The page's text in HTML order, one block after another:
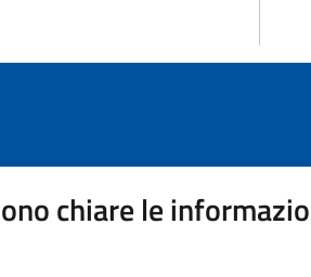
chiare le